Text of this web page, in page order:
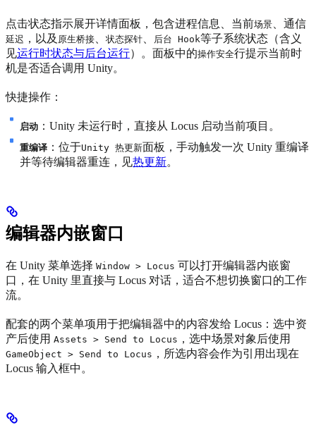
点击状态指示展开详情面板，包含进程信息、当前场景 、通信
延迟 ，以及 原生桥接 状态探针 后台 Hook等子系统状态（含义
见运行时状态与后台运行）。面板中的操作安全行提示当前时
机是否适合调用 Unity。
快捷操作：
启动 ：Unity 未运行时，直接从 Locus 启动当前项目。
重编译 ：位于Unity 热更新面板，手动触发一次 Unity 重编译
并等待编辑器重连，见热更新。
编辑器内嵌窗口
在 Unity 菜单选择 Window > Locus 可以打开编辑器内嵌窗
口，在 Unity 里直接与 Locus 对话，适合不想切换窗口的工作
流。
配套的两个菜单项用于把编辑器中的内容发给 Locus：选中资
产后使用 Assets > Send to Locus ，选中场景对象后使用
GameObject > Send to Locus ，所选内容会作为引用出现在
Locus 输入框中。